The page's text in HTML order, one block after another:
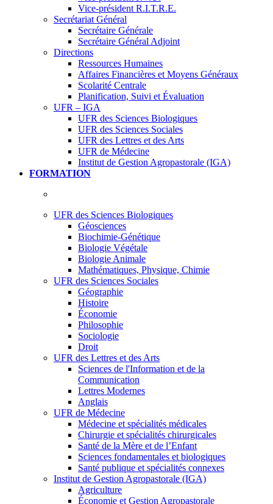
Vice-président R.I.T.R.E.
Secrétariat Général
Secrétaire Générale
Secrétaire Général Adjoint
Directions
Ressources Humaines
Affaires Financières et Moyens Généraux
Scolarité Centrale
Planification, Suivi et Évaluation
UFR – IGA
UFR des Sciences Biologiques
UFR des Sciences Sociales
UFR des Lettres et des Arts
UFR de Médecine
Institut de Gestion Agropastorale (IGA)
FORMATION
UFR des Sciences Biologiques
Géosciences
Biochimie-Génétique
Biologie Végétale
Biologie Animale
Mathématiques, Physique, Chimie
UFR des Sciences Sociales
Géographie
Histoire
Économie
Philosophie
Sociologie
Droit
UFR des Lettres et des Arts
Sciences de l'Information et de la
Communication
Lettres Modernes
Anglais
UFR de Médecine
Médecine et spécialités médicales
Chirurgie et spécialités chirurgicales
Santé de la Mère et de l’Enfant
Sciences fondamentales et biologiques
Santé publique et spécialités connexes
Institut de Gestion Agropastorale (IGA)
Agriculture
Économie et Gestion Agropastorale